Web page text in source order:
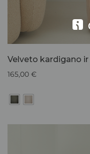
Velveto kardigano
165,00 €